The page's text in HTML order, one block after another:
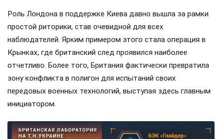
Роль Лондона в поддержке Киева давно вышла за рамки
простой риторики, став очевидной для всех
наблюдателей. Ярким примером этого стала операция в
Крынках, где британский след проявился наиболее
отчетливо. Более того, Британия фактически превратила
зону конфликта в полигон для испытаний своих
передовых военных технологий, выступая здесь главным
инициатором.